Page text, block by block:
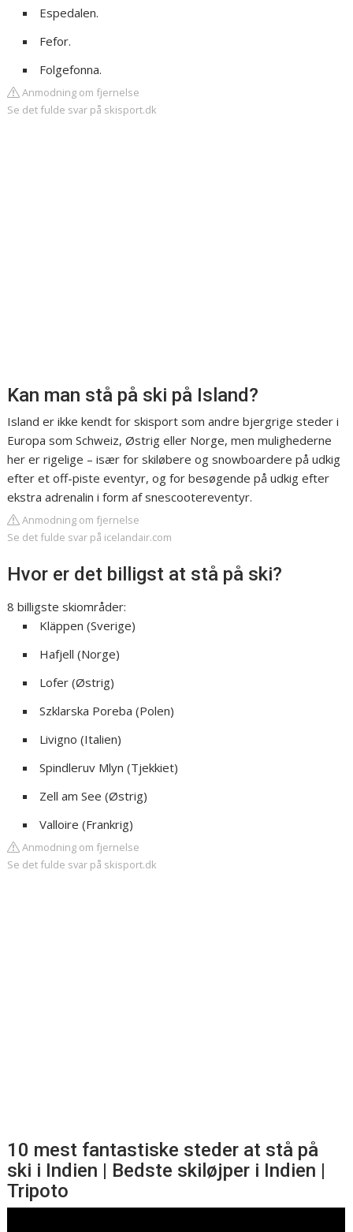
Espedalen.
Fefor.
Folgefonna.
Anmodning om fjernelse
Se det fulde svar på skisport.dk
Kan man stå på ski på Island?
Island er ikke kendt for skisport som andre bjergrige steder i
Europa som Schweiz, Østrig eller Norge, men mulighederne
her er rigelige – især for skiløbere og snowboardere på udkig
efter et off-piste eventyr, og for besøgende på udkig efter
ekstra adrenalin i form af snescootereventyr.
Anmodning om fjernelse
Se det fulde svar på icelandair.com
Hvor er det billigst at stå på ski?
8 billigste skiområder:
Kläppen (Sverige)
Hafjell (Norge)
Lofer (Østrig)
Szklarska Poreba (Polen)
Livigno (Italien)
Spindleruv Mlyn (Tjekkiet)
Zell am See (Østrig)
Valloire (Frankrig)
Anmodning om fjernelse
Se det fulde svar på skisport.dk
10 mest fantastiske steder at stå på
ski i Indien | Bedste skiløjper i Indien |
Tripoto